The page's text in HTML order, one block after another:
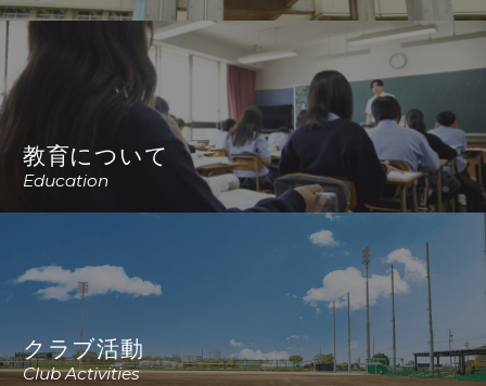
教育について
Education
クラブ活動
Club Activities